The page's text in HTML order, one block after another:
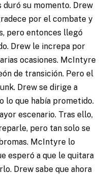
duró su momento. Drew
por el combate y
pero entonces llegó
Drew le increpa por
ocasiones. McIntyre
de transición. Pero el
Drew se dirige a
lo que había prometido.
escenario. Tras ello,
pero tan solo se
McIntyre lo
esperó a que le quitara
Drew sabe que ahora